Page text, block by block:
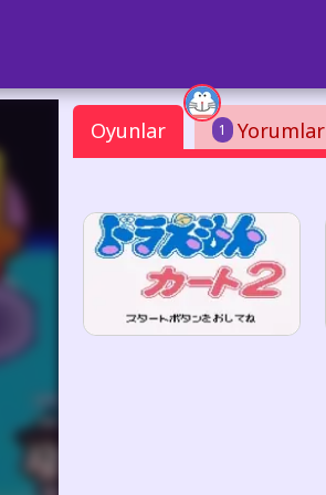
Oyunlar 1 Yorumlar